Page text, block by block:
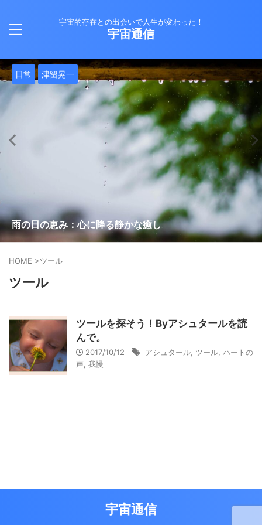
宇宙的存在との出会いで人生が変わった！
宇宙通信
日常 津留晃一
雨の日の恵み：心に降る静かな癒し
バシャール 日常 津留晃一
就職は人生の終着駅じゃない！自分らしい道を見つける方
法
Healy 日常
ヒーリーを買うべきか迷っているあなたへ。実際に使って
みた感想と注意点
バシャール 日常
エネルギーの法則 〜最近どハマりしていました〜
日常
現実を変える
日常
今、ここにいること
Healy 日常 津留晃一
もしかしてだけどHealy（量子波動調整器）のせいなの？
日常
iPad 第10世代買いました
Healy 日常
久し振りにHealy（ヒーリー）量子波動調整器について
日常
大谷さんの通訳、水原さんの解雇に思う
HOME >ツール
ツール
ツールを探そう！Byアシュタールを読
んで。
2017/10/12 アシュタール ツール ハートの
声 我慢
宇宙通信